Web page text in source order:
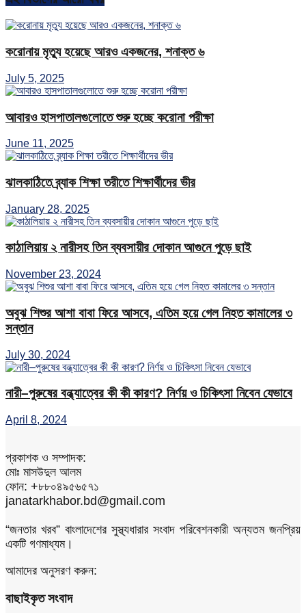
করোনায় মৃত্যু হয়েছে আরও একজনের, শনাক্ত ৬
July 5, 2025
আবারও হাসপাতালগুলোতে শুরু হচ্ছে করোনা পরীক্ষা
June 11, 2025
ঝালকাঠিতে ব্র্যাক শিক্ষা তরীতে শিক্ষার্থীদের ভীর
January 28, 2025
কাঠালিয়ায় ২ নারীসহ তিন ব্যবসায়ীর দোকান আগুনে পুড়ে ছাই
November 23, 2024
অবুঝ শিশুর আশা বাবা ফিরে আসবে, এতিম হয়ে গেল নিহত কামালের ৩
সন্তান
July 30, 2024
নারী–পুরুষের বন্ধ্যাত্বের কী কী কারণ? নির্ণয় ও চিকিৎসা নিবেন যেভাবে
April 8, 2024
প্রকাশক ও সম্পাদক:
মোঃ মাসউদুল আলম
ফোন: +৮৮০৪৯৫৬৫৭১
janatarkhabor.bd@gmail.com
“জনতার খরব” বাংলাদেশের সুস্থ্যধারার সংবাদ পরিবেশনকারী অন্যতম জনপ্রিয়
একটি গণমাধ্যম।
আমাদের অনুসরণ করুন:
বাছাইকৃত সংবাদ